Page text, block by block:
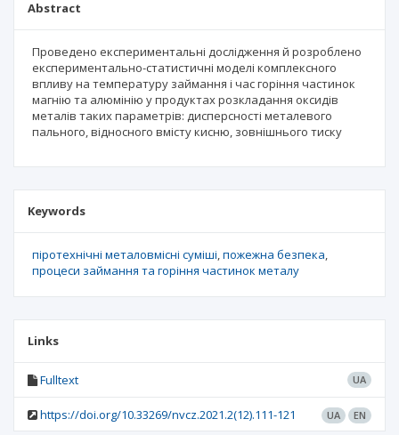
Abstract
Проведено експериментальні дослідження й розроблено
експериментально-статистичні моделі комплексного
впливу на температуру займання і час горіння частинок
магнію та алюмінію у продуктах розкладання оксидів
металів таких параметрів: дисперсності металевого
пального, відносного вмісту кисню, зовнішнього тиску
Keywords
піротехнічні металовмісні суміші пожежна безпека
процеси займання та горіння частинок металу
Links
Fulltext UA
https://doi.org/10.33269/nvcz.2021.2(12).111-121 UA EN